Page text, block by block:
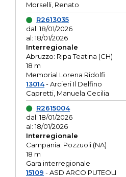
Morselli, Renato
R2613035
dal: 18/01/2026
al: 18/01/2026
Interregionale
Abruzzo: Ripa Teatina (CH)
18 m
Memorial Lorena Ridolfi
13014- Arcieri Il Delfino
Capretti, Manuela Cecilia
R2615004
dal: 18/01/2026
al: 18/01/2026
Interregionale
Campania: Pozzuoli (NA)
18 m
Gara interregionale
15109 - ASD ARCO PUTEOLI